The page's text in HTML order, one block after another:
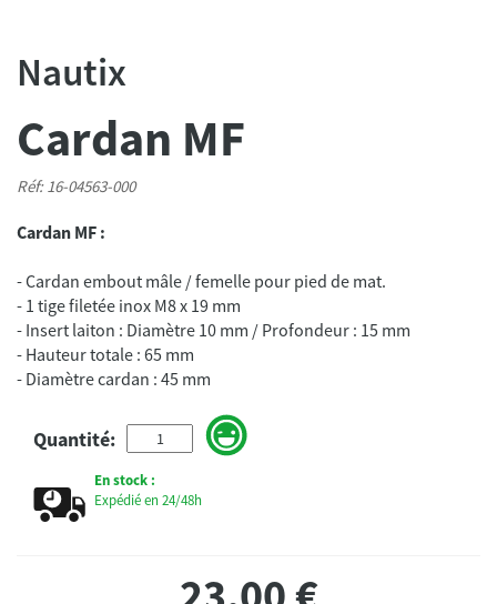
Nautix
Cardan MF
Réf: 16-04563-000
Cardan MF :
- Cardan embout mâle / femelle pour pied de mat.
- 1 tige filetée inox M8 x 19 mm
- Insert laiton : Diamètre 10 mm / Profondeur : 15 mm
- Hauteur totale : 65 mm
- Diamètre cardan : 45 mm
Quantité:
En stock :
Expédié en 24/48h